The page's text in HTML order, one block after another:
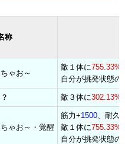
称
ゃお～
敵１体に755.33%
自分が挑発状態
敵３体に302.13%
ゃお～・覚醒
筋力+1500、耐久+
敵１体に755.33%
自分が挑発状態